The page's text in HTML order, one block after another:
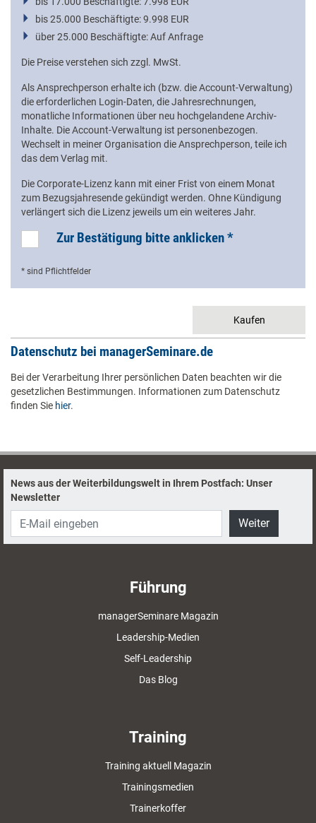
bis 25.000 Beschäftigte: 9.998 EUR
über 25.000 Beschäftigte: Auf Anfrage
Die Preise verstehen sich zzgl. MwSt.
Als Ansprechperson erhalte ich (bzw. die Account-Verwaltung)
die erforderlichen Login-Daten, die Jahresrechnungen,
monatliche Informationen über neu hochgelandene Archiv-
Inhalte. Die Account-Verwaltung ist personenbezogen.
Wechselt in meiner Organisation die Ansprechperson, teile ich
das dem Verlag mit.
Die Corporate-Lizenz kann mit einer Frist von einem Monat
zum Bezugsjahresende gekündigt werden. Ohne Kündigung
verlängert sich die Lizenz jeweils um ein weiteres Jahr.
Zur Bestätigung bitte anklicken *
* sind Pflichtfelder
Datenschutz bei managerSeminare.de
Bei der Verarbeitung Ihrer persönlichen Daten beachten wir die
gesetzlichen Bestimmungen. Informationen zum Datenschutz
finden Sie hier.
News aus der Weiterbildungswelt in Ihrem Postfach: Unser
Newsletter
Weiter
Führung
managerSeminare Magazin
Leadership-Medien
Self-Leadership
Das Blog
Training
Training aktuell Magazin
Trainingsmedien
Trainerkoffer